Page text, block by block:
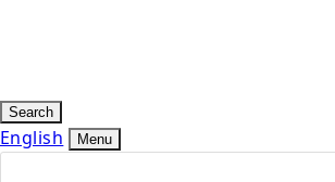
Search
English Menu